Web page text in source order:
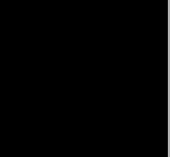
Robert (
minutos), esta